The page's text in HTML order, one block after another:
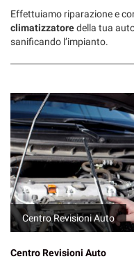
Effettuiamo riparazione e
climatizzatoredella tua
sanificando l’impianto.
Centro Revisioni Auto
Centro Revisioni Auto